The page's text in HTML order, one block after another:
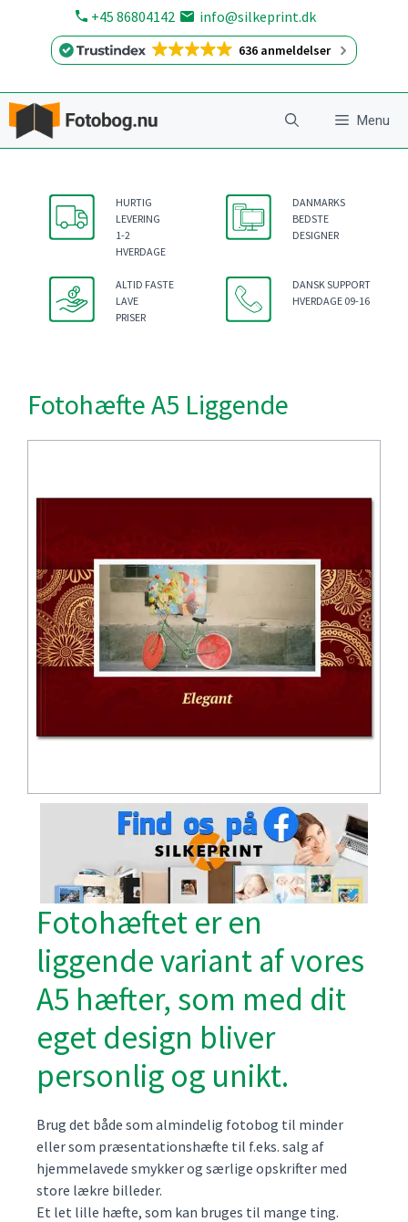
+45 86804142 info@silkeprint.dk
636 anmeldelser
Menu
HURTIG
LEVERING
1-2
HVERDAGE
DANMARKS
BEDSTE
DESIGNER
ALTID FASTE
LAVE
PRISER
DANSK SUPPORT
HVERDAGE 09-16
Fotohæfte A5 Liggende
Fotohæftet er en
liggende variant af vores
A5 hæfter, som med dit
eget design bliver
personlig og unikt.
Brug det både som almindelig fotobog til minder
eller som præsentationshæfte til f.eks. salg af
hjemmelavede smykker og særlige opskrifter med
store lækre billeder.
Et let lille hæfte, som kan bruges til mange ting.